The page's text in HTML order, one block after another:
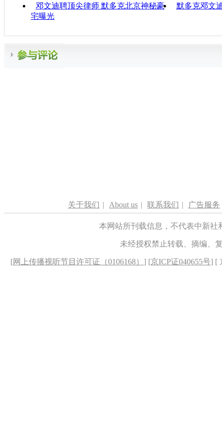
邓文迪聘顶尖律师 默多克北京神秘豪
宅曝光
默多克邓文
关于我们 | About us | 联系我们 | 广告服务
本网站所刊载信息，不代表中新
未经授权禁止转载、摘编、
[网上传播视听节目许可证（0106168） ] [京ICP证040655号] [